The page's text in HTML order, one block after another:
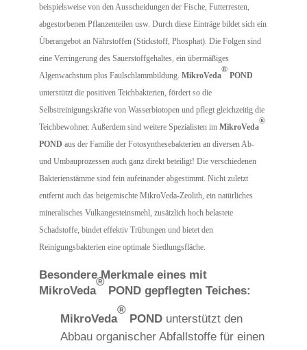
beispielsweise von den Ausscheidungen der Fische, Futterresten,
abgestorbenen Pflanzenteilen usw. Durch diese Einträge bildet sich ein
Überangebot an Nährstoffen (Stickstoff, Phosphat). Die Folgen sind
eine Verringerung des Sauerstoffgehaltes, ein übermäßiges
Algenwachstum plus Faulschlammbildung. MikroVeda
®
POND
unterstützt die positiven Teichbakterien, fördert so die
Selbstreinigungskräfte von Wasserbiotopen und pflegt gleichzeitig die
Teichbewohner. Außerdem sind weitere Spezialisten im MikroVeda
®
POND aus der Familie der Fotosynthesebakterien an diversen Ab-
und Umbauprozessen auch ganz direkt beteiligt! Die verschiedenen
Bakterienstämme sind fein aufeinander abgestimmt. Nicht zuletzt
entfernt auch das beigemischte MikroVeda-Zeolith, ein natürliches
mineralisches Vulkangesteinsmehl, zusätzlich hoch belastete
Schadstoffe, bindet effektiv Trübungen und bietet den
Reinigungsbakterien eine optimale Siedlungsfläche.
Besondere Merkmale eines mit
MikroVeda
®
POND gepflegten Teiches:
MikroVeda
®
PONDunterstützt den
Abbau organischer Abfallstoffe für einen